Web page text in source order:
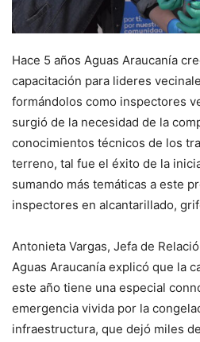
Hace 5 años Aguas Araucanía
capacitación para lideres
formándolos como inspectores
surgió de la necesidad de la
conocimientos técnicos de los
terreno, tal fue el éxito de la
sumando más temáticas a este
inspectores en alcantarillado,
Antonieta Vargas, Jefa de
Aguas Araucanía explicó que la
este año tiene una especial
emergencia vivida por la
infraestructura, que dejó miles